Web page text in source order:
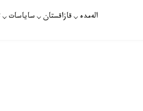
الەمدە قازاقستان ساياسات